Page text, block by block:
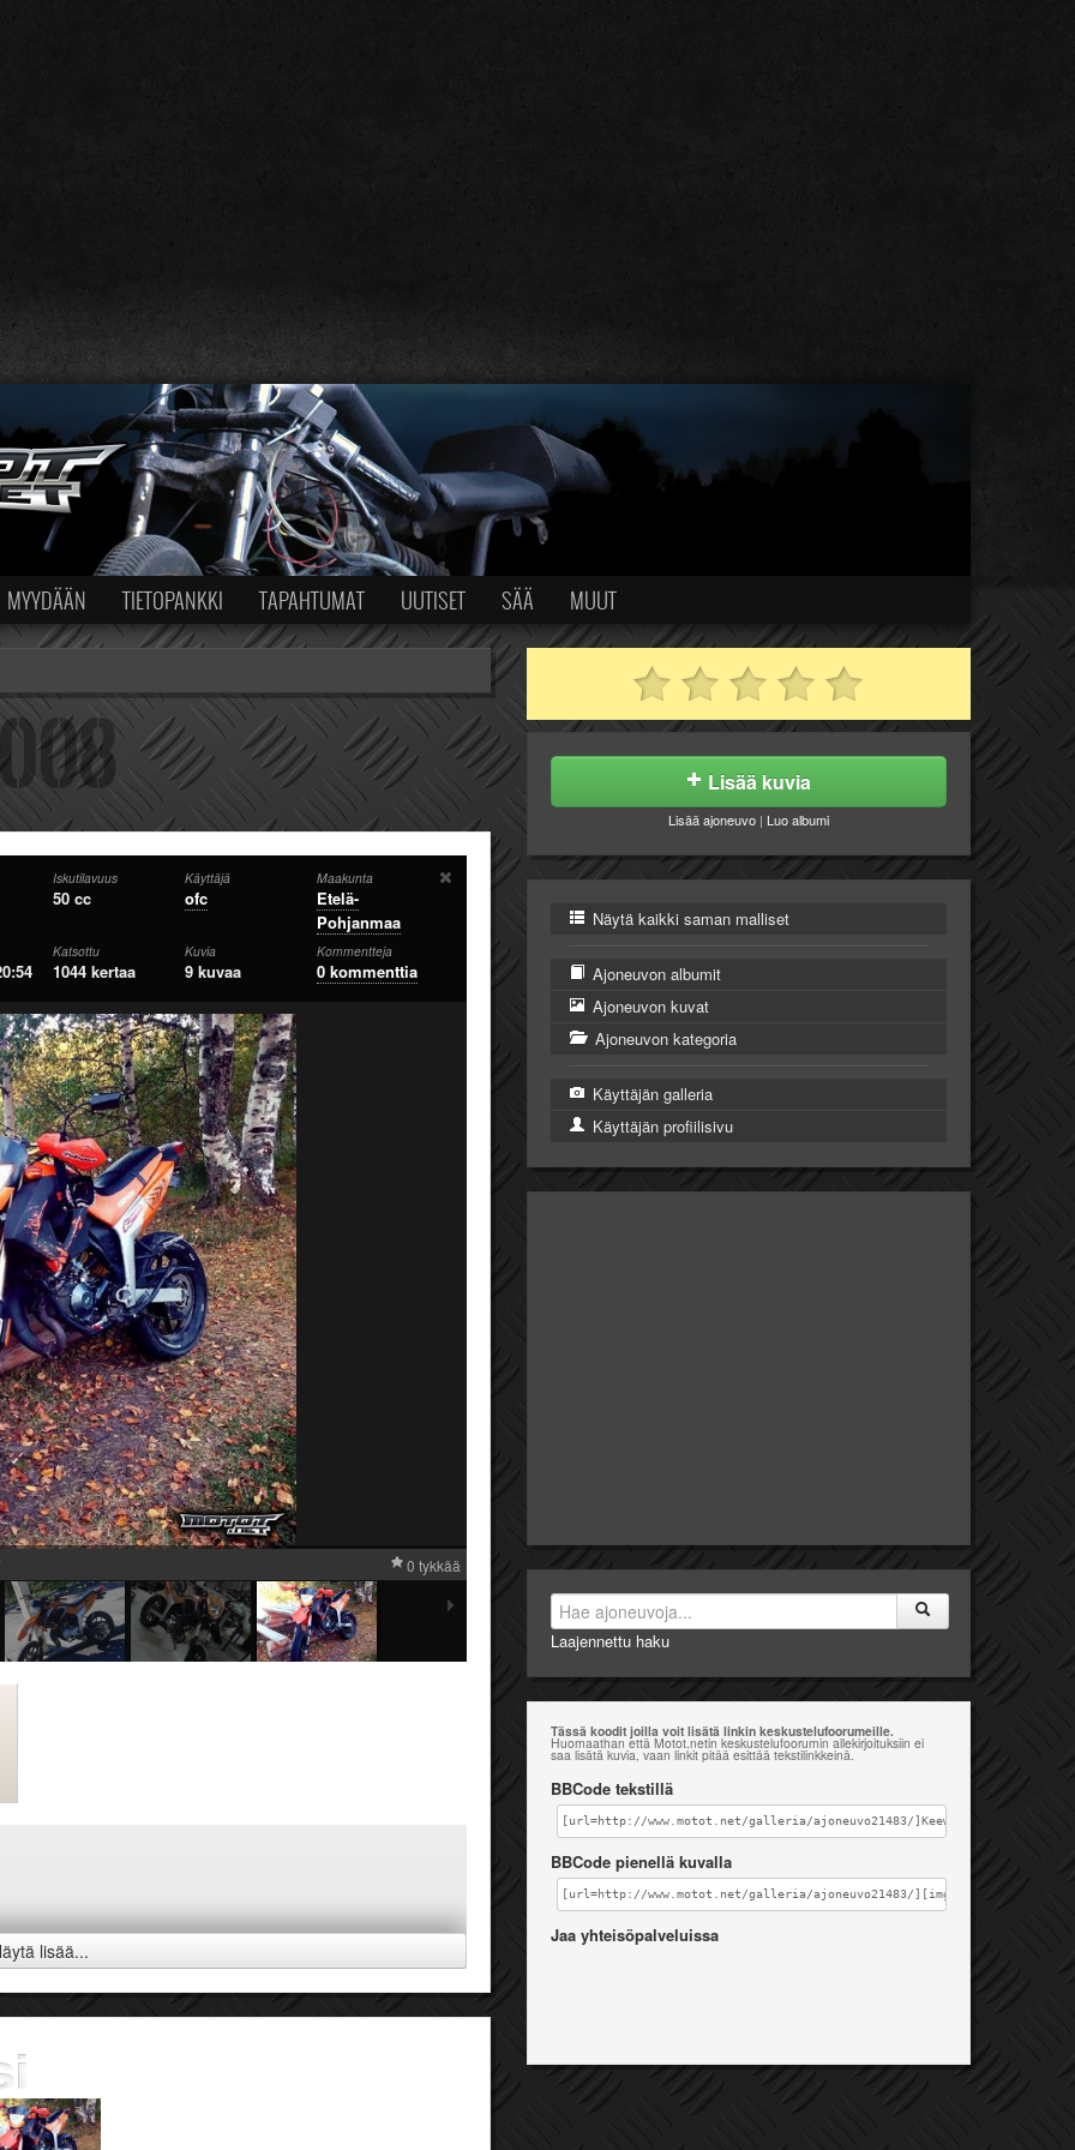
MYYDÄÄN TIETOPANKKI TAPAHTUMAT UUTISET SÄÄ MUUT
Iskutilavuus
50 cc
Käyttäjä
ofc
Maakunta
Etelä-
Pohjanmaa
Katsottu
1044 kertaa
Kuvia
9 kuvaa
Kommentteja
0 kommenttia
0 tykkää
lisää...
Lisää kuvia
Lisää ajoneuvo | Luo albumi
Näytä kaikki saman malliset
Ajoneuvon albumit
Ajoneuvon kuvat
Ajoneuvon kategoria
Käyttäjän galleria
Käyttäjän profiilisivu
Laajennettu haku
Tässä koodit joilla voit lisätä linkin keskustelufoorumeille.
Huomaathan että Motot.netin keskustelufoorumin allekirjoituksiin ei
saa lisätä kuvia, vaan linkit pitää esittää tekstilinkkeinä.
BBCode tekstillä
[url=http://www.motot.net/galleria/ajoneuvo21483/]Keeway TX 50 [/url]
BBCode pienellä kuvalla
[url=http://www.motot.net/galleria/ajoneuvo21483/][img]http://
Jaa yhteisöpalveluissa